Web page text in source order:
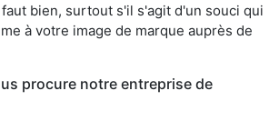
bien, surtout s'il s'agit d'un souci qui
à votre image de marque auprès de
procure notre entreprise de